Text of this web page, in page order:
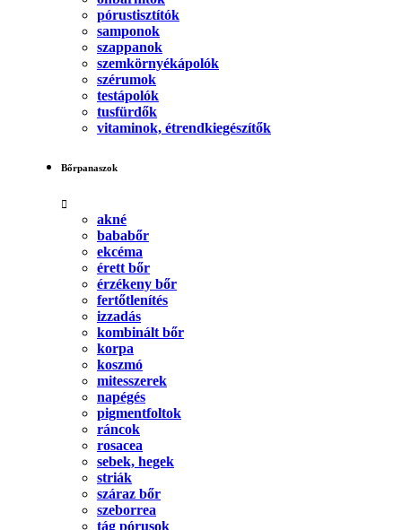
pórustisztítók
samponok
szappanok
szemkörnyékápolók
szérumok
testápolók
tusfürdők
vitaminok, étrendkiegészítők
Bőrpanaszok
akné
bababőr
ekcéma
érett bőr
érzékeny bőr
fertőtlenítés
izzadás
kombinált bőr
korpa
koszmó
mitesszerek
napégés
pigmentfoltok
ráncok
rosacea
sebek, hegek
striák
száraz bőr
szeborrea
tág pórusok